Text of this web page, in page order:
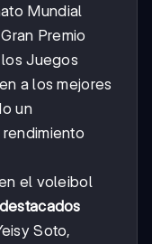
Mundial
Premio
Juegos
a los mejores
un
el voleibol
Soto,